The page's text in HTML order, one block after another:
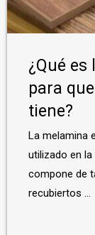
¿Qué
para
tiene?
La melamina
utilizado en la
compone de
recubiertos ...